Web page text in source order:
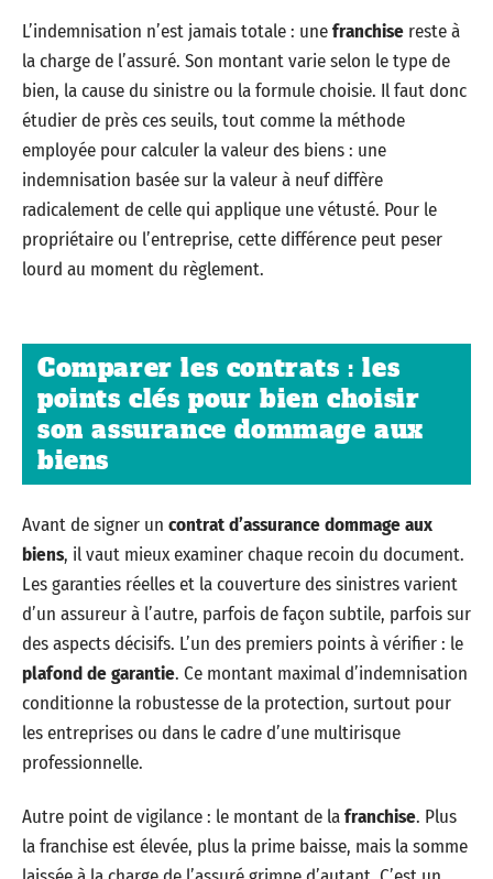
L’indemnisation n’est jamais totale : unefranchise reste à
la charge de l’assuré. Son montant varie selon le type de
bien, la cause du sinistre ou la formule choisie. Il faut donc
étudier de près ces seuils, tout comme la méthode
employée pour calculer la valeur des biens : une
indemnisation basée sur la valeur à neuf diffère
radicalement de celle qui applique une vétusté. Pour le
propriétaire ou l’entreprise, cette différence peut peser
lourd au moment du règlement.
Comparer les contrats : les
points clés pour bien choisir
son assurance dommage aux
biens
Avant de signer un contrat d’assurance dommage aux
biens, il vaut mieux examiner chaque recoin du document.
Les garanties réelles et la couverture des sinistres varient
d’un assureur à l’autre, parfois de façon subtile, parfois sur
des aspects décisifs. L’un des premiers points à vérifier : le
plafond de garantie. Ce montant maximal d’indemnisation
conditionne la robustesse de la protection, surtout pour
les entreprises ou dans le cadre d’une multirisque
professionnelle.
Autre point de vigilance : le montant de lafranchise. Plus
la franchise est élevée, plus la prime baisse, mais la somme